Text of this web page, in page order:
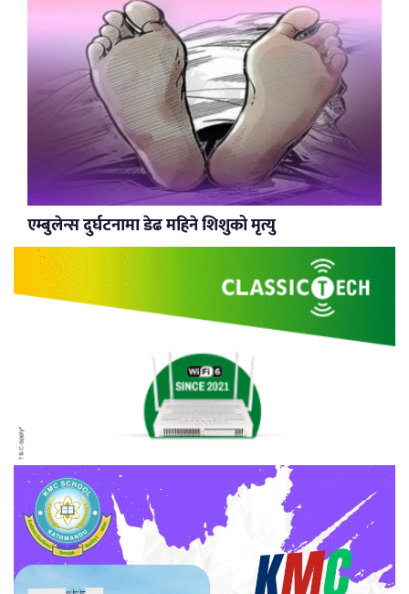
एम्बुलेन्स दुर्घटनामा डेढ महिने शिशुको मृत्यु